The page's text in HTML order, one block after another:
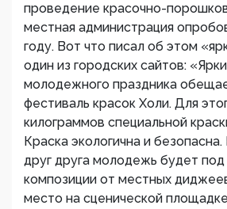
проведение красочно-
местная администрация
году. Вот что писал об этом
один из городских сайтов:
молодежного праздника
фестиваль красок Холи. Для
килограммов специальной
Краска экологична и
друг друга молодежь будет
композиции от местных
место на сценической